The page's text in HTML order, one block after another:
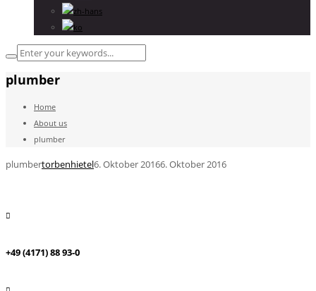
plumber
Home
About us
plumber
plumbertorbenhietel6. Oktober 20166. Oktober 2016
+49 (4171) 88 93-0